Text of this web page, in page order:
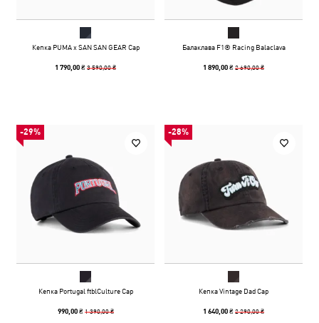
Кепка PUMA x SAN SAN GEAR Cap
1 790,00 ₴3 590,00 ₴
Балаклава F1® Racing Balaclava
1 890,00 ₴2 690,00 ₴
-29%
Кепка Portugal ftblCulture Cap
990,00 ₴ 1 390,00 ₴
-28%
Кепка Vintage Dad Cap
1 640,00 ₴2 290,00 ₴